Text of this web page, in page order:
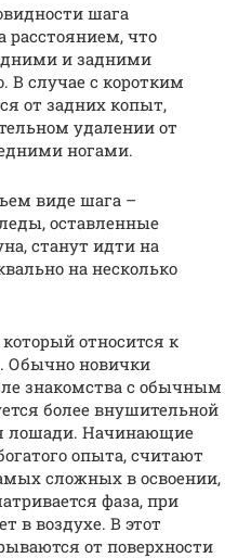
шага
расстоянием, что
и задними
В случае с коротким
от задних копыт,
удалении от
ногами.
виде шага –
оставленные
станут идти на
на несколько
относится к
Обычно новички
знакомства с обычным
более внушительной
лошади. Начинающие
опыта, считают
сложных в освоении,
фаза, при
в воздухе. В этот
от поверхности